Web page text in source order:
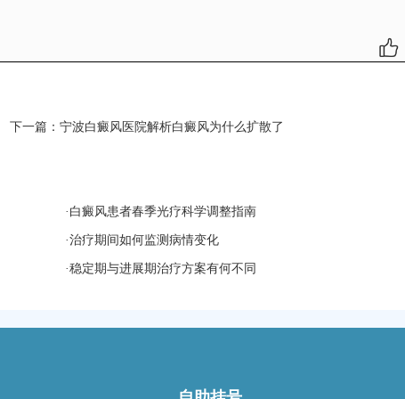
下一篇： 宁波白癜风医院解析白癜风为什么扩散了
· 白癜风患者春季光疗科学调整指南
·治疗期间如何监测病情变化
·稳定期与进展期治疗方案有何不同